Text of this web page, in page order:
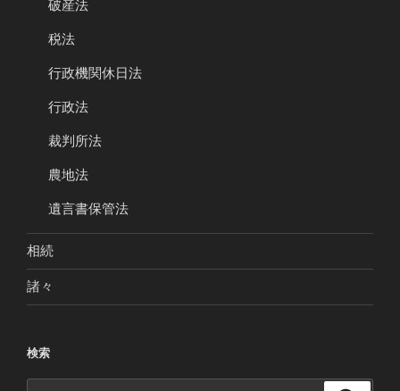
破産法
税法
行政機関休日法
行政法
裁判所法
農地法
遺言書保管法
相続
諸々
検索